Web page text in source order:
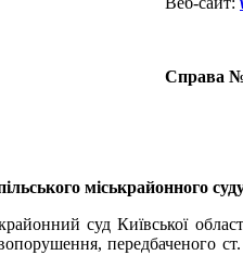
Справа
міськрайонного
суд Київської
передбаченого